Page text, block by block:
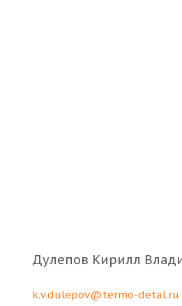
Дулепов Кирилл
k.v.dulepov@termo-detal.ru